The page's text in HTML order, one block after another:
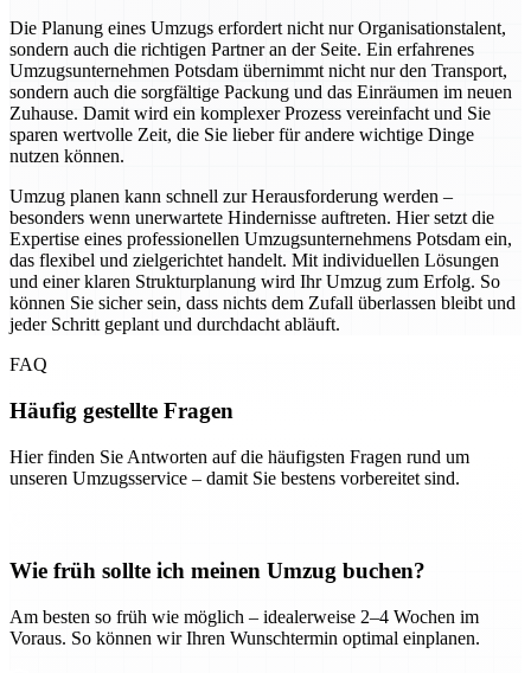
Die Planung eines Umzugs erfordert nicht nur Organisationstalent,
sondern auch die richtigen Partner an der Seite. Ein erfahrenes
Umzugsunternehmen Potsdam übernimmt nicht nur den Transport,
sondern auch die sorgfältige Packung und das Einräumen im neuen
Zuhause. Damit wird ein komplexer Prozess vereinfacht und Sie
sparen wertvolle Zeit, die Sie lieber für andere wichtige Dinge
nutzen können.
Umzug planen kann schnell zur Herausforderung werden –
besonders wenn unerwartete Hindernisse auftreten. Hier setzt die
Expertise eines professionellen Umzugsunternehmens Potsdam ein,
das flexibel und zielgerichtet handelt. Mit individuellen Lösungen
und einer klaren Strukturplanung wird Ihr Umzug zum Erfolg. So
können Sie sicher sein, dass nichts dem Zufall überlassen bleibt und
jeder Schritt geplant und durchdacht abläuft.
FAQ
Häufig gestellte Fragen
Hier finden Sie Antworten auf die häufigsten Fragen rund um
unseren Umzugsservice – damit Sie bestens vorbereitet sind.
Wie früh sollte ich meinen Umzug buchen?
Am besten so früh wie möglich – idealerweise 2–4 Wochen im
Voraus. So können wir Ihren Wunschtermin optimal einplanen.